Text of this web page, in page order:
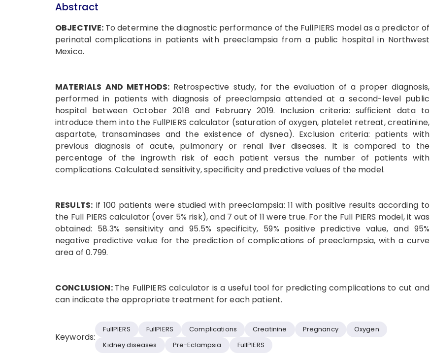
Abstract
OBJECTIVE: To determine the diagnostic performance of the FullPIERS model as a predictor of
perinatal complications in patients with preeclampsia from a public hospital in Northwest
Mexico.
MATERIALS AND METHODS: Retrospective study, for the evaluation of a proper diagnosis,
performed in patients with diagnosis of preeclampsia attended at a second-level public
hospital between October 2018 and February 2019. Inclusion criteria: sufficient data to
introduce them into the FullPIERS calculator (saturation of oxygen, platelet retreat, creatinine,
aspartate, transaminases and the existence of dysnea). Exclusion criteria: patients with
previous diagnosis of acute, pulmonary or renal liver diseases. It is compared to the
percentage of the ingrowth risk of each patient versus the number of patients with
complications. Calculated: sensitivity, specificity and predictive values ​​of the model.
RESULTS: If 100 patients were studied with preeclampsia: 11 with positive results according to
the Full PIERS calculator (over 5% risk), and 7 out of 11 were true. For the Full PIERS model, it was
obtained: 58.3% sensitivity and 95.5% specificity, 59% positive predictive value, and 95%
negative predictive value for the prediction of complications of preeclampsia, with a curve
area of ​​0.799.
CONCLUSION: The FullPIERS calculator is a useful tool for predicting complications to cut and
can indicate the appropriate treatment for each patient.
Keywords:
FullPIERS FullPIERS Complications Creatinine Pregnancy
Oxygen
Kidney diseases
Pre-Eclampsia FullPIERS